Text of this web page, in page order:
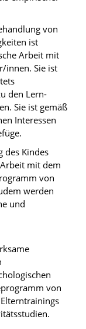
von
ist
Arbeit mit
innen. Sie ist
den Lern-
Sie ist gemäß
Interessen
des Kindes
mit dem
von
werden
und
von